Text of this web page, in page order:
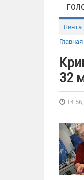
Лента
Главная
32